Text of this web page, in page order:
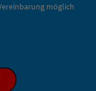
möglich